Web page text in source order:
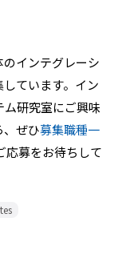
インテグレーシ
ています。イン
研究室にご興味
、ぜひ募集職種一
応募をお待ちして